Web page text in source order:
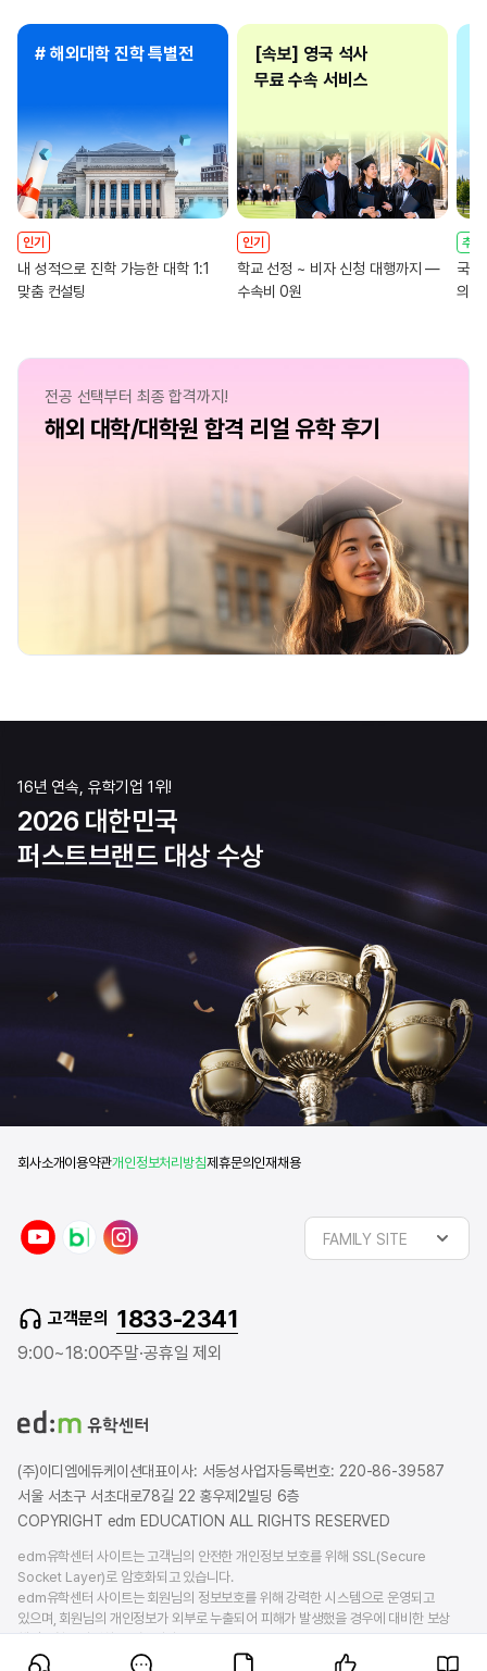
# 해외대학 진학 특별전
인기
내 성적으로 진학 가능한 대학 1:1
맞춤 컨설팅
[속보] 영국 석사
무료 수속 서비스
인기
학교 선정 ~ 비자 신청 대행까지 ―
수속비 0원
추천
국내
의대
전공 선택부터 최종 합격까지!
해외 대학/대학원 합격 리얼 유학 후기
16년 연속, 유학기업 1위!
2026 대한민국
퍼스트브랜드 대상 수상
회사소개이용약관개인정보처리방침제휴문의 인재채용
u
n
a
r
l
a
FAMILY SITE
고객문의 1833-2341
9:00~18:00주말·공휴일 제외
(주)이디엠에듀케이션대표이사: 서동성사업자등록번호: 220-86-39587
서울 서초구 서초대로78길 22 홍우제2빌딩 6층
COPYRIGHT edm EDUCATION ALL RIGHTS RESERVED
edm유학센터 사이트는 고객님의 안전한 개인정보 보호를 위해 SSL(Secure
Socket Layer)로 암호화되고 있습니다.
edm유학센터 사이트는 회원님의 정보보호를 위해 강력한 시스템으로 운영되고
있으며, 회원님의 개인정보가 외부로 누출되어 피해가 발생했을 경우에 대비한 보상
책임보험을 가입하고 있습니다.